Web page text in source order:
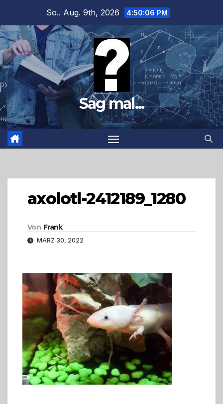
springen
So.. Aug. 9th, 2026 4:50:07 PM
Sag mal...
axolotl-2412189_1280
Von Frank
MÄRZ 30, 2022